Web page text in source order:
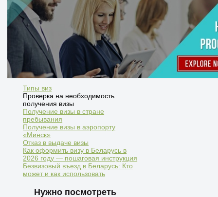
Типы виз
Проверка на необходимость
получения визы
Получение визы в стране
пребывания
Получение визы в аэропорту
«Минск»
Отказ в выдаче визы
Как оформить визу в Беларусь в
2026 году — пошаговая инструкция
Безвизовый въезд в Беларусь: Кто
может и как использовать
Нужно посмотреть